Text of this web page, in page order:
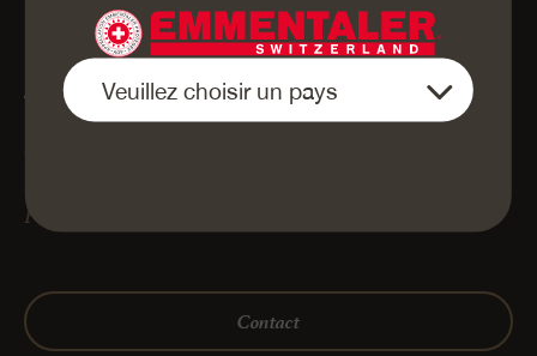
UNIVERS DE SENSATIONS
À PROPOS DE NOUS
Presse
Contact